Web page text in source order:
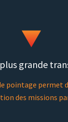
grande
pointage permet
des missions